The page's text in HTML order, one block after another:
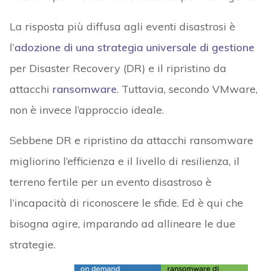
La risposta più diffusa agli eventi disastrosi è
l’adozione di una strategia universale di gestione
per Disaster Recovery (DR) e il ripristino da
attacchi ransomware. Tuttavia, secondo VMware,
non è invece l’approccio ideale.
Sebbene DR e ripristino da attacchi ransomware
migliorino l’efficienza e il livello di resilienza, il
terreno fertile per un evento disastroso è
l’incapacità di riconoscere le sfide. Ed è qui che
bisogna agire, imparando ad allineare le due
strategie.